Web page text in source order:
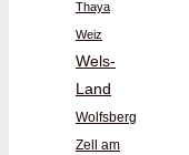
Thaya
Weiz
Wels-
Land
Wolfsberg
Zell am